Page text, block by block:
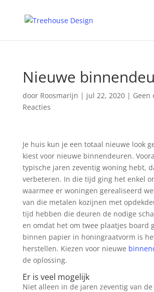
Nieuwe
door Roosmarijn | jul 22, 2020| Geen
Reacties
Je huis kun je een totaal nieuwe look
kiest voor nieuwe binnendeuren.
typische jaren zeventig woning hebt,
verbeteren. In die tijd ging het enkel
waarmee er woningen gerealiseerd
van die metalen kozijnen met
tijd hebben die deuren de nodige
en omdat het om twee plaatjes board
binnen papier in honingraatvorm is
herstellen. Kiezen voor nieuwe
de oplossing.
Er is veel mogelijk
Niet alleen in de jaren zeventig van